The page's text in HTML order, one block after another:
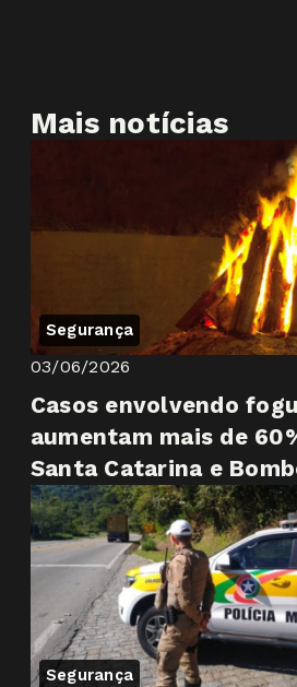
Mais notícias
Segurança
03/06/2026
Casos envolvendo
aumentam mais de
Santa Catarina e
fazem alerta para
Segurança